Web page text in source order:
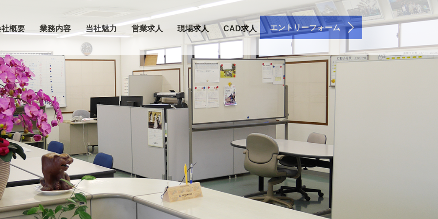
社概要 業務内容 当社魅力 営業求人 現場求人 CAD求人 エントリーフォーム